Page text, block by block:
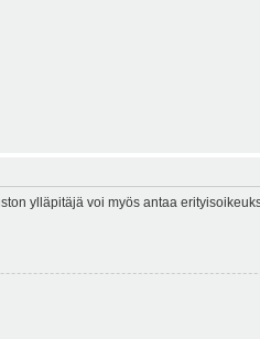
ylläpitäjä voi myös antaa